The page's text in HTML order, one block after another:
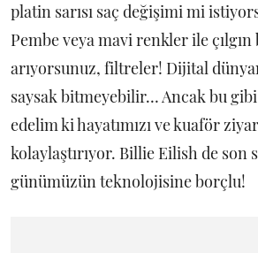
platin sarısı saç değişimi mi
Pembe veya mavi renkler ile
arıyorsunuz, filtreler! Dijital
saysak bitmeyebilir… Ancak bu
edelim ki hayatımızı ve kuaför
kolaylaştırıyor. Billie Eilish de son
günümüzün teknolojisine borçlu!